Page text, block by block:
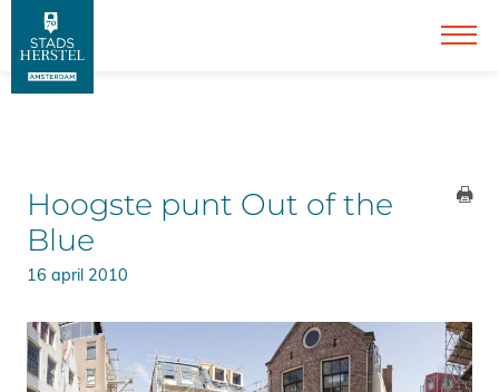
Hoogste punt Out of the
Blue
16 april 2010